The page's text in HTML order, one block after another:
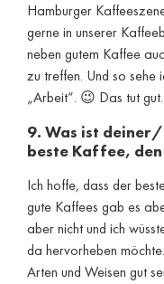
Hamburger
gerne in unserer
neben gutem Kaffee
zu treffen. Und so sehe
„Arbeit“. 😉 Das tut gut.
9. Was ist
beste Kaffee,
Ich hoffe, dass der
gute Kaffees gab es
aber nicht und ich
da hervorheben
Arten und Weisen gut